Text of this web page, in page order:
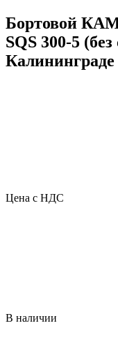
Бортовой
SQS 300-5
Калининграде
Цена с НДС
В наличии